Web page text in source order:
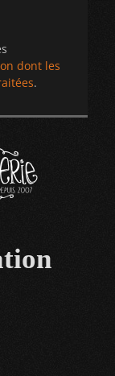
dont les
.